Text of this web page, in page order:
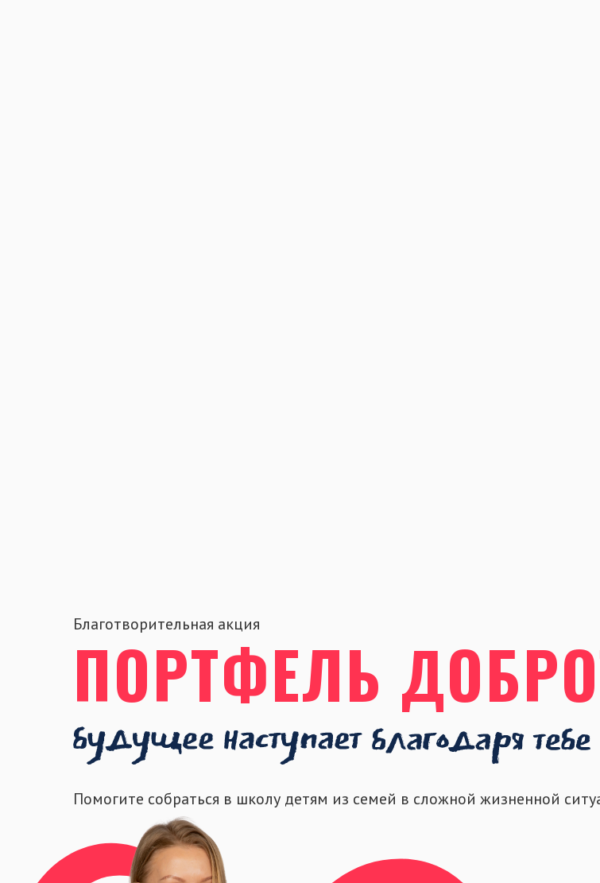
ПОРТФЕЛЬ
Благотворительная акция
Помогите собраться в школу детям из семей в сложной жизненной